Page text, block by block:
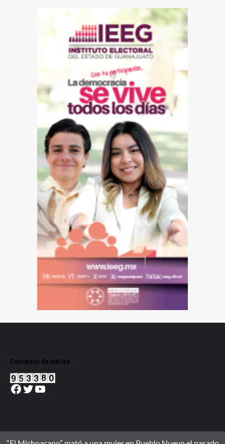
Contador de visitas
Facebook
Twitter
YouTube